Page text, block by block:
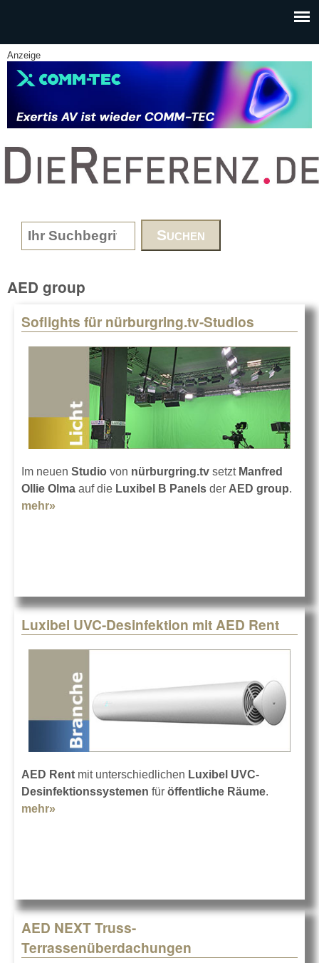
Anzeige
www.DieReferenz.de
Search form
AED group
Soflights für nürburgring.tv-Studios
Im neuen Studio von nürburgring.tv setztManfred
Ollie Olma auf die Luxibel B Panels der AED group.
mehr»
Luxibel UVC-Desinfektion mit AED Rent
AED Rent mit unterschiedlichen Luxibel UVC-
Desinfektionssystemen für öffentliche Räume.
mehr»
AED NEXT Truss-
Terrassenüberdachungen
Pages